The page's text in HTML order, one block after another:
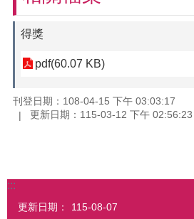
得獎
pdf(60.07 KB)
刊登日期：108-04-15 下午 03:03:17
更新日期：115-03-12 下午 02:56:23
:::
更新日期：
115-08-07